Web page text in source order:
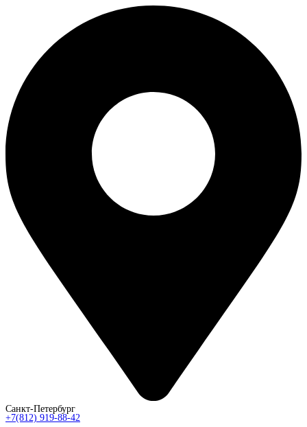
Санкт-Петербург
+7(812) 919-88-42